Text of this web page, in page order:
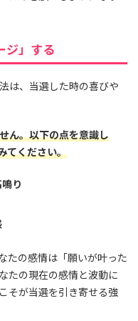
ジ」する
は、当選した時の喜びや
ん。以下の点を意識し
てください。
り
たの感情は「願いが叶った
たの現在の感情と波動に
そが当選を引き寄せる強